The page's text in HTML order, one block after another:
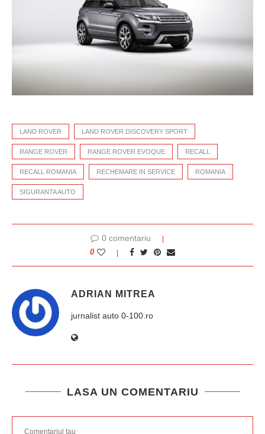
LAND ROVER LAND ROVER DISCOVERY SPORT
RANGE ROVER RANGE ROVER EVOQUE RECALL
RECALL ROMANIA RECHEMARE IN SERVICE ROMANIA
SIGURANTA AUTO
0 comentariu
0
ADRIAN MITREA
jurnalist auto 0-100.ro
LASA UN COMENTARIU